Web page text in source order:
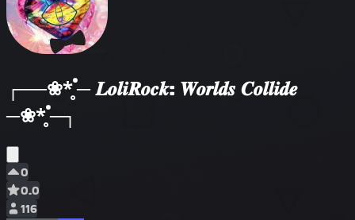
┌──❀*̥˚─ 𝑳𝒐𝒍𝒊𝑹𝒐𝒄𝒌: 𝑾𝒐𝒓𝒍𝒅𝒔 𝑪𝒐𝒍𝒍𝒊𝒅𝒆
─❀*̥˚─┐
0
0.0
116